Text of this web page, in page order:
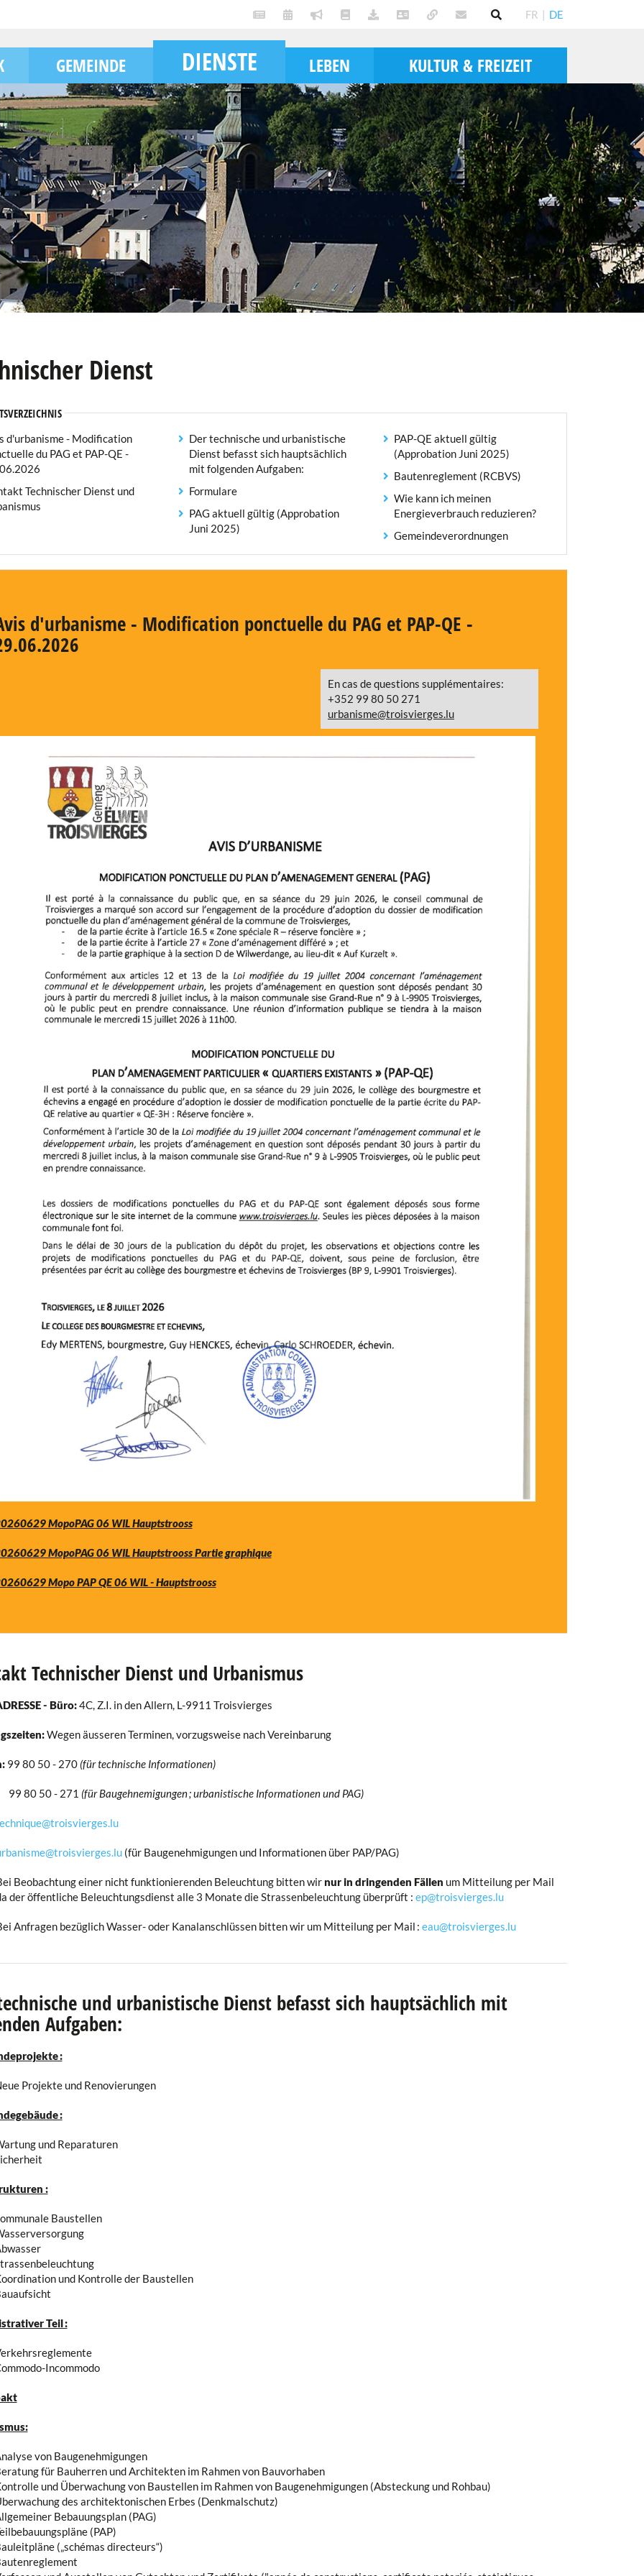
FR | DE
GEMEINDE DIENSTE LEBEN KULTUR & FREIZEIT
Dienst
d'urbanisme - Modification
du PAG et PAP-QE -
Technischer Dienst und
Der technische und urbanistische
Dienst befasst sich hauptsächlich
mit folgenden Aufgaben:
Formulare
PAG aktuell gültig (Approbation
Juni 2025)
PAP-QE aktuell gültig
(Approbation Juni 2025)
Bautenreglement (RCBVS)
Wie kann ich meinen
Energieverbrauch reduzieren?
Gemeindeverordnungen
d'urbanisme - Modification ponctuelle du PAG et PAP-QE -
En cas de questions supplémentaires:
+352 99 80 50 271
urbanisme@troisvierges.lu
MopoPAG 06 WIL Hauptstrooss
MopoPAG 06 WIL Hauptstrooss Partie graphique
Mopo PAP QE 06 WIL - Hauptstrooss
Technischer Dienst und Urbanismus
- Büro:4C, Z.I. in den Allern, L-9911 Troisvierges
Wegen äusseren Terminen, vorzugsweise nach Vereinbarung
99 80 50 - 270(für technische Informationen)
99 80 50 - 271 (für Baugehnemigungen ; urbanistische Informationen und PAG)
(für Baugenehmigungen und Informationen über PAP/PAG)
einer nicht funktionierenden Beleuchtung bitten wir nur in dringenden Fällen um Mitteilung per Mail
öffentliche Beleuchtungsdienst alle 3 Monate die Strassenbeleuchtung überprüft : ep@troisvierges.lu
bezüglich Wasser- oder Kanalanschlüssen bitten wir um Mitteilung per Mail : eau@troisvierges.lu
und urbanistische Dienst befasst sich hauptsächlich mit
Aufgaben:
:
Projekte und Renovierungen
:
und Reparaturen
:
Baustellen
und Kontrolle der Baustellen
Teil :
Incommodo
von Baugenehmigungen
für Bauherren und Architekten im Rahmen von Bauvorhaben
und Überwachung von Baustellen im Rahmen von Baugenehmigungen (Absteckung und Rohbau)
des architektonischen Erbes (Denkmalschutz)
Bebauungsplan (PAG)
(PAP)
(„schémas directeurs“)